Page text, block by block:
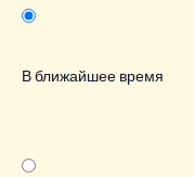
В ближайшее время